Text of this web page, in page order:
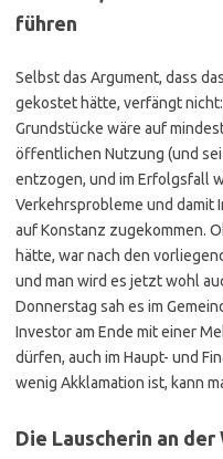
führen
Selbst das Argument, dass
gekostet hätte, verfängt
Grundstücke wäre auf
öffentlichen Nutzung (und
entzogen, und im Erfolgsfall
Verkehrsprobleme und
auf Konstanz zugekommen.
hätte, war nach den
und man wird es jetzt wohl
Donnerstag sah es im
Investor am Ende mit einer
dürfen, auch im Haupt- und
wenig Akklamation ist, kann
Die Lauscherin an der